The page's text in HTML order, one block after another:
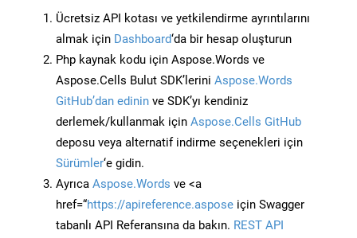
Ücretsiz API kotası ve yetkilendirme ayrıntılarını
almak için Dashboard‘da bir hesap oluşturun
Php kaynak kodu için Aspose.Words ve
Aspose.Cells Bulut SDK’lerini Aspose.Words
GitHub’dan edinin ve SDK’yı kendiniz
derlemek/kullanmak için Aspose.Cells GitHub
deposu veya alternatif indirme seçenekleri için
Sürümler‘e gidin.
Ayrıca Aspose.Words ve <a
href=“https://apireference.aspose için Swagger
tabanlı API Referansına da bakın. REST API